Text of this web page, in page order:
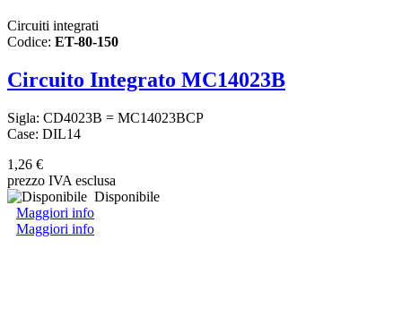
Circuiti integrati
Codice: ET-80-150
Circuito Integrato MC14023B
Sigla: CD4023B = MC14023BCP
Case: DIL14
1,26 €
prezzo IVA esclusa
Disponibile
Maggiori info
Maggiori info